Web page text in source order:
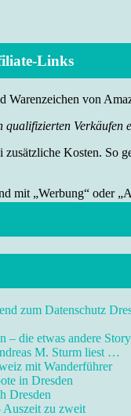
Links
von
Verkäufen
zusätzliche Kosten. So
mit „Werbung“ oder
zum Datenschutz
– die etwas andere Story
M. Sturm liest …
mit Wanderführer
in Dresden
Dresden
Auszeit zu zweit